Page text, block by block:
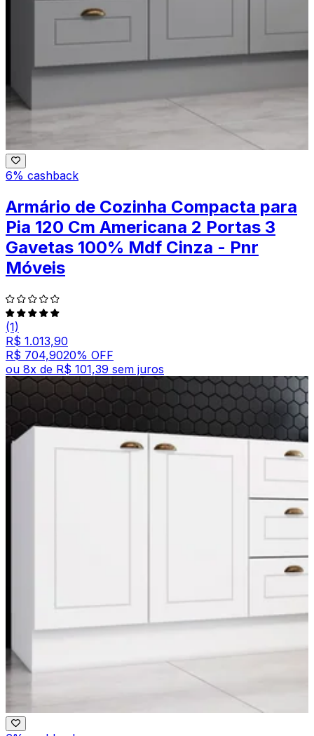
6% cashback
Armário de Cozinha Compacta para
Pia 120 Cm Americana 2 Portas 3
Gavetas 100% Mdf Cinza - Pnr
Móveis
(1)
R$ 1.013,90
R$ 704,9020% OFF
ou 8x de R$ 101,39 sem juros